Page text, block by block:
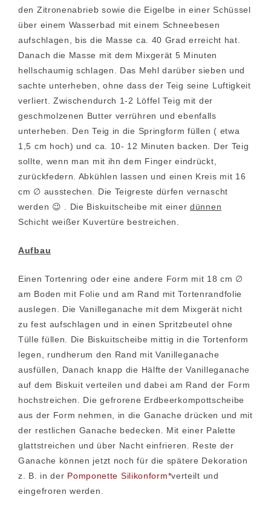
den Zitronenabrieb sowie die Eigelbe in einer Schüssel
über einem Wasserbad mit einem Schneebesen
aufschlagen, bis die Masse ca. 40 Grad erreicht hat.
Danach die Masse mit dem Mixgerät 5 Minuten
hellschaumig schlagen. Das Mehl darüber sieben und
sachte unterheben, ohne dass der Teig seine Luftigkeit
verliert. Zwischendurch 1-2 Löffel Teig mit der
geschmolzenen Butter verrühren und ebenfalls
unterheben. Den Teig in die Springform füllen ( etwa
1,5 cm hoch) und ca. 10- 12 Minuten backen. Der Teig
sollte, wenn man mit ihn dem Finger eindrückt,
zurückfedern. Abkühlen lassen und einen Kreis mit 16
cm ∅ ausstechen. Die Teigreste dürfen vernascht
werden 😉 . Die Biskuitscheibe mit einer dünnen
Schicht weißer Kuvertüre bestreichen.
Aufbau
Einen Tortenring oder eine andere Form mit 18 cm ∅
am Boden mit Folie und am Rand mit Tortenrandfolie
auslegen. Die Vanilleganache mit dem Mixgerät nicht
zu fest aufschlagen und in einen Spritzbeutel ohne
Tülle füllen. Die Biskuitscheibe mittig in die Tortenform
legen, rundherum den Rand mit Vanilleganache
ausfüllen, Danach knapp die Hälfte der Vanilleganache
auf dem Biskuit verteilen und dabei am Rand der Form
hochstreichen. Die gefrorene Erdbeerkompottscheibe
aus der Form nehmen, in die Ganache drücken und mit
der restlichen Ganache bedecken. Mit einer Palette
glattstreichen und über Nacht einfrieren. Reste der
Ganache können jetzt noch für die spätere Dekoration
z. B. in der Pomponette Silikonform*verteilt und
eingefroren werden.